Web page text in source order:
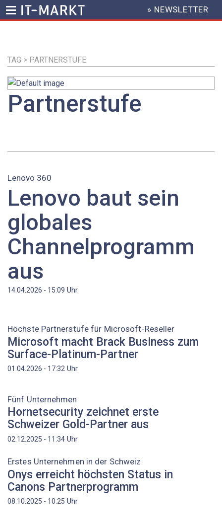
Inhalt
HEADER
MENU
» NEWSLETTER
TAG > PARTNERSTUFE
Partnerstufe
Lenovo 360
Lenovo baut sein
globales
Channelprogramm
aus
14.04.2026 - 15:09 Uhr
Höchste Partnerstufe für Microsoft-Reseller
Microsoft macht Brack Business zum
Surface-Platinum-Partner
01.04.2026 - 17:32 Uhr
Fünf Unternehmen
Hornetsecurity zeichnet erste
Schweizer Gold-Partner aus
02.12.2025 - 11:34 Uhr
Erstes Unternehmen in der Schweiz
Onys erreicht höchsten Status in
Canons Partnerprogramm
08.10.2025 - 10:25 Uhr